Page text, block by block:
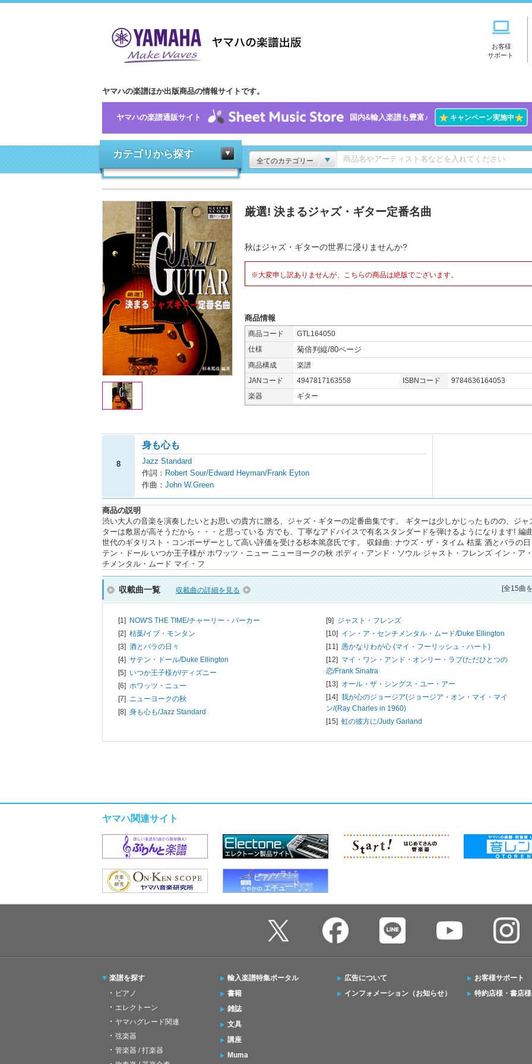
お客様
サポート
ヤマハの楽譜ほか出版商品の情報サイトです。
ヤマハの楽譜通販サイト 国内&輸入楽譜も豊富♪ ★キャンペーン実施中★
カテゴリから探す
全てのカテゴリー
厳選! 決まるジャズ・ギター定番名曲
秋はジャズ・ギターの世界に浸りませんか?
※大変申し訳ありませんが、こちらの商品は絶版でございます。
商品情報
商品コード
GTL164050
仕様
菊倍判縦/80ページ
商品構成
楽譜
JANコード
4947817163558 ISBNコード
9784636164053
楽器
ギター
8
身も心も
Jazz Standard
作詞： Robert Sour/Edward Heyman/Frank Eyton
作曲： John W.Green
商品の説明
渋い大人の音楽を演奏したいとお思いの貴方に贈る、ジャズ・ギターの定番曲集です。 ギターは少しかじったものの、ジャ
ターは敷居が高そうだから・・・と思っている 方でも、丁寧なアドバイスで有名スタンダードを弾けるようになります! 編
世代のギタリスト・コンポーザーとして高い評価を受ける杉本篤彦氏です。 収録曲: ナウズ・ザ・タイム 枯葉 酒とバラの
テン・ドール いつか王子様が ホワッツ・ニュー ニューヨークの秋 ボディ・アンド・ソウル ジャスト・フレンズ イン・ア
チメンタル・ムード マイ・フ
収載曲一覧 収載曲の詳細を見る [全15曲
[1] NOW'S THE TIME/チャーリー・パーカー
[2] 枯葉/イブ・モンタン
[3] 酒とバラの日々
[4] サテン・ドール/Duke Ellington
[5] いつか王子様が/ディズニー
[6] ホワッツ・ニュー
[7] ニューヨークの秋
[8] 身も心も/Jazz Standard
[9] ジャスト・フレンズ
[10] イン・ア・センチメンタル・ムード/Duke Ellington
[11] 愚かなりわが心 (マイ・フーリッシュ・ハート)
[12] マイ・ワン・アンド・オンリー・ラブ(ただひとつの
恋/Frank Sinatra
[13] オール・ザ・シングス・ユー・アー
[14] 我が心のジョージア(ジョージア・オン・マイ・マイ
ン/(Ray Charles in 1960)
[15] 虹の彼方に/Judy Garland
ヤマハ関連サイト
楽譜を探す
ピアノ
エレクトーン
ヤマハグレード関連
弦楽器
管楽器 / 打楽器
輸入楽譜特集ポータル
書籍
雑誌
文具
講座
Muma
広告について
インフォメーション（お知らせ）
お客様サポート
特約店様・書店